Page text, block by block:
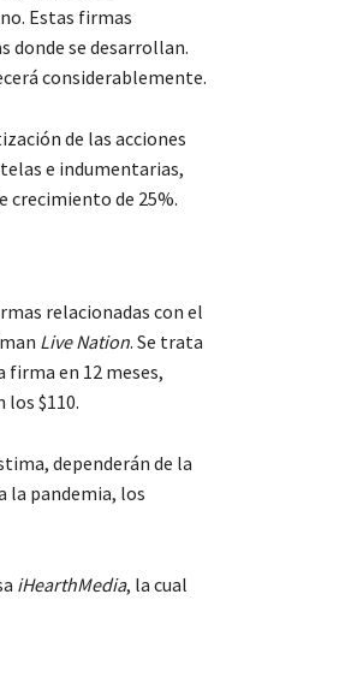
Estas firmas
donde se desarrollan.
considerablemente.
de las acciones
telas e indumentarias,
crecimiento de 25%.
relacionadas con el
Live Nation. Se trata
en 12 meses,
los $110.
dependerán de la
la pandemia, los
iHearthMedia, la cual